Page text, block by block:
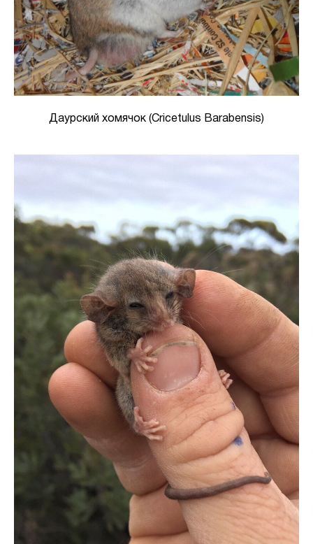
Даурский хомячок (Cricetulus Barabensis)